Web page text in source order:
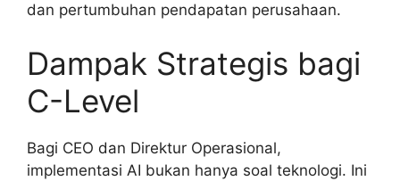
dan pertumbuhan pendapatan perusahaan.
Dampak Strategis bagi
C-Level
Bagi CEO dan Direktur Operasional,
implementasi AI bukan hanya soal teknologi. Ini